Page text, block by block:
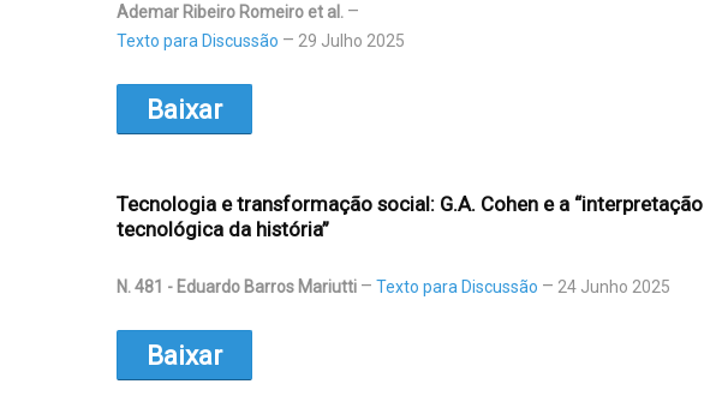
Ademar Ribeiro Romeiro et al.
Texto para Discussão
29 Julho 2025
Baixar
Tecnologia e transformação social: G.A. Cohen e a “interpretação
tecnológica da história”
N. 481 - Eduardo Barros Mariutti Texto para Discussão 24 Junho 2025
Baixar